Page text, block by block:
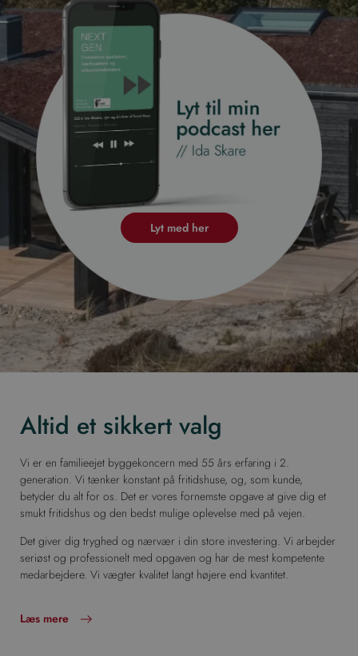
Lyt med her
Altid et sikkert valg
Vi er en familieejet byggekoncern med 55 års erfaring i 2.
generation. Vi tænker konstant på fritidshuse, og, som kunde,
betyder du alt for os. Det er vores fornemste opgave at give dig et
smukt fritidshus og den bedst mulige oplevelse med på vejen.
Det giver dig tryghed og nærvær i din store investering. Vi arbejder
seriøst og professionelt med opgaven og har de mest kompetente
medarbejdere. Vi vægter kvalitet langt højere end kvantitet.
Læs mere